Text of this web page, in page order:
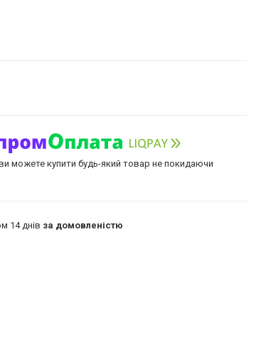
можете купити будь-який товар не покидаючи
14 днів за домовленістю